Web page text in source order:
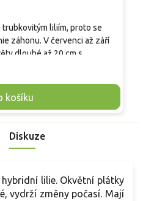
košíku
liliím, proto se
záhonu. V červenci až září
dlouhé až 20 cm s
formě Lilium formosanum
výsadbě nebo v
uhlídat přemokření.
je lilie toxická.
Diskuze
lilie. Okvětní plátky
vydrží změny počasí. Mají